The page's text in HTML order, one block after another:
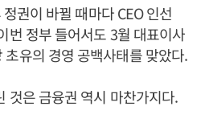
권이 바뀔 때마다 CEO 인선
번 정부 들어서도 3월 대표이사
유의 경영 공백사태를 맞았다.
것은 금융권 역시 마찬가지다.